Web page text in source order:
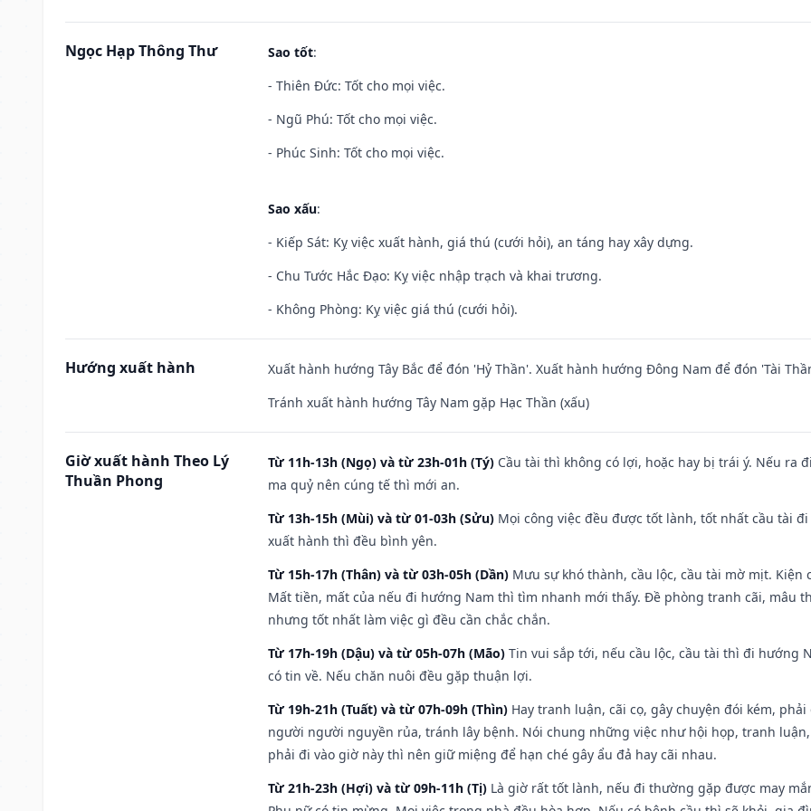
Ngọc Hạp Thông Thư Sao tốt:
- Thiên Đức: Tốt cho mọi việc.
- Ngũ Phú: Tốt cho mọi việc.
- Phúc Sinh: Tốt cho mọi việc.
Sao xấu:
- Kiếp Sát: Kỵ việc xuất hành, giá thú (cưới hỏi), an táng hay xây dựng.
- Chu Tước Hắc Đạo: Kỵ việc nhập trạch và khai trương.
- Không Phòng: Kỵ việc giá thú (cưới hỏi).
Hướng xuất hành
Xuất hành hướng Tây Bắc để đón 'Hỷ Thần'. Xuất hành hướng Đông Nam để đón 'Tài
Tránh xuất hành hướng Tây Nam gặp Hạc Thần (xấu)
Giờ xuất hành Theo Lý
Thuần Phong
Từ 11h-13h (Ngọ) và từ 23h-01h (Tý) Cầu tài thì không có lợi, hoặc hay bị trái ý. Nếu
ma quỷ nên cúng tế thì mới an.
Từ 13h-15h (Mùi) và từ 01-03h (Sửu) Mọi công việc đều được tốt lành, tốt nhất cầu tài
xuất hành thì đều bình yên.
Từ 15h-17h (Thân) và từ 03h-05h (Dần) Mưu sự khó thành, cầu lộc, cầu tài mờ mịt.
Mất tiền, mất của nếu đi hướng Nam thì tìm nhanh mới thấy. Đề phòng tranh cãi, mâu
nhưng tốt nhất làm việc gì đều cần chắc chắn.
Từ 17h-19h (Dậu) và từ 05h-07h (Mão) Tin vui sắp tới, nếu cầu lộc, cầu tài thì đi hướng
có tin về. Nếu chăn nuôi đều gặp thuận lợi.
Từ 19h-21h (Tuất) và từ 07h-09h (Thìn) Hay tranh luận, cãi cọ, gây chuyện đói kém,
người người nguyền rủa, tránh lây bệnh. Nói chung những việc như hội họp, tranh
phải đi vào giờ này thì nên giữ miệng để hạn ché gây ẩu đả hay cãi nhau.
Từ 21h-23h (Hợi) và từ 09h-11h (Tị) Là giờ rất tốt lành, nếu đi thường gặp được may